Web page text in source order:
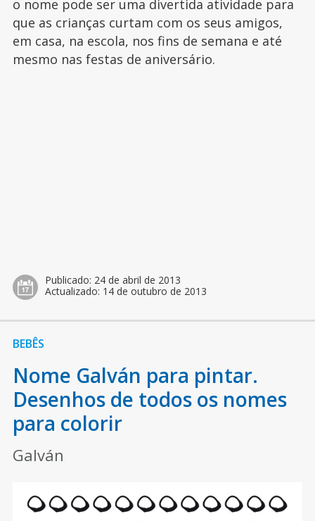
o nome pode ser uma divertida atividade para
que as crianças curtam com os seus amigos,
em casa, na escola, nos fins de semana e até
mesmo nas festas de aniversário.
Publicado: 24 de abril de 2013
Actualizado: 14 de outubro de 2013
BEBÊS
Nome Galván para pintar.
Desenhos de todos os nomes
para colorir
Galván